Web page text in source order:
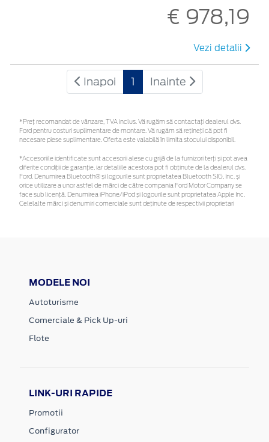
€ 978,19
Vezi detalii
Inapoi 1 Inainte
*Preţ recomandat de vânzare, TVA inclus. Vă rugăm să contactaţi dealerul dvs.
Ford pentru costuri suplimentare de montare. Vă rugăm să rețineți că pot fi
necesare piese suplimentare. Oferta este valabilă în limita stocului disponibil.
*Accesoriile identificate sunt accesorii alese cu grijă de la furnizori terți și pot avea
diferite condiții de garanție, iar detaliile acestora pot fi obținute de la dealerul dvs.
Ford. Denumirea Bluetooth® și logourile sunt proprietatea Bluetooth SIG, Inc. și
orice utilizare a unor astfel de mărci de către compania Ford Motor Company se
face sub licență. Denumirea iPhone/iPod și logourile sunt proprietatea Apple Inc.
Celelalte mărci și denumiri comerciale sunt deținute de respectivii proprietari
MODELE NOI
Autoturisme
Comerciale & Pick Up-uri
Flote
LINK-URI RAPIDE
Promotii
Configurator